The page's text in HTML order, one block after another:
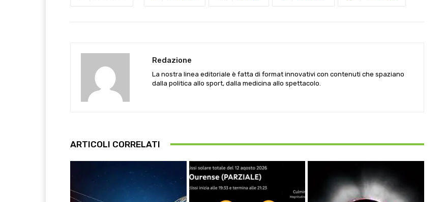
Redazione
La nostra linea editoriale è fatta di format innovativi con contenuti che spaziano
dalla politica allo sport, dalla medicina allo spettacolo.
ARTICOLI CORRELATI